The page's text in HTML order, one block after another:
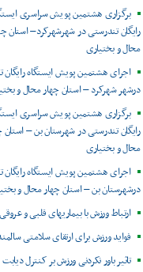
برگزاری هشتمین پویش سراسری
رایگان تندرستی در شهرشهرکرد– استان
محال و بختیاری
اجرای هشتمین پویش ایستگاه رایگان
درشهر شهرکرد – استان چهار محال و
برگزاری هشتمین پویش سراسری
رایگان تندرستی در شهرستان بن – استان
محال و بختیاری
اجرای هشتمین پویش ایستگاه رایگان
درشهرستان بن – استان چهار محال و
ارتباط ورزش با بیماریهای قلبی و عروقی
فواید ورزش برای ارتقای سلامتی
تاثیر باور نکردنی ورزش بر کنترل دیابت